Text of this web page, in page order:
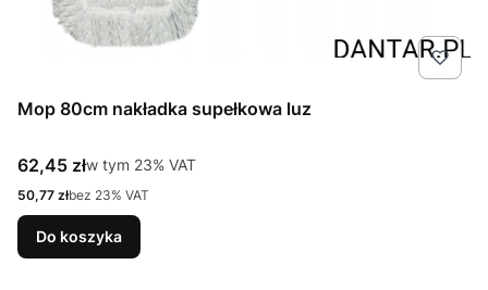
Mop 80cm nakładka supełkowa luz
Cena brutto
62,45 złw tym %s VAT
w tym 23% VAT
Cena netto
50,77 złbez 23% VAT
Do koszyka